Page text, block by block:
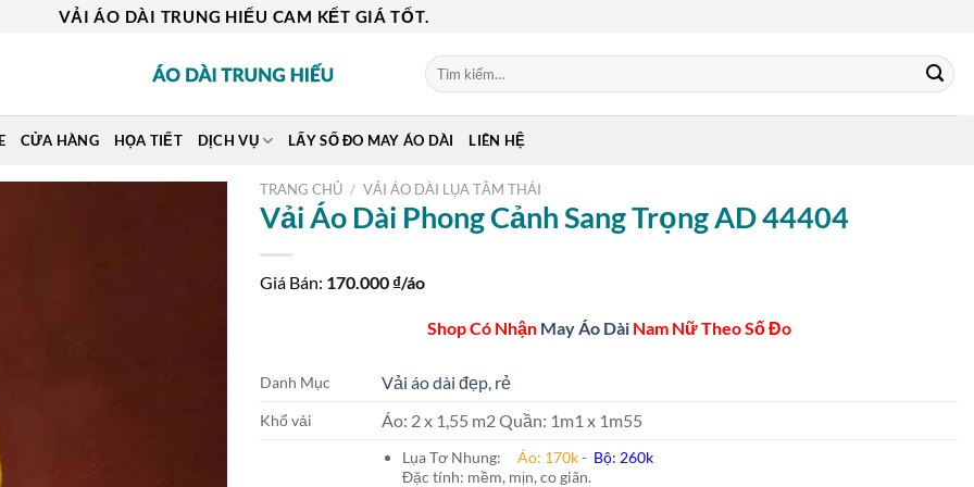
VẢI ÁO DÀI TRUNG HIẾU CAM KẾT GIÁ TỐT.
Tìm
kiếm:
CỬA HÀNG HỌA TIẾT DỊCH VỤ LẤY SỐ ĐO MAY ÁO DÀI LIÊN HỆ
TRANG CHỦ / VẢI ÁO DÀI LỤA TẰM THÁI
Vải Áo Dài Phong Cảnh Sang Trọng AD 44404
Giá Bán: 170.000 ₫/áo
Shop Có Nhận May Áo DàiNam Nữ Theo Số Đo
Danh Mục Vải áo dài đẹp, rẻ
Khổ vải Áo: 2 x 1,55 m2 Quần: 1m1 x 1m55
Lụa Tơ Nhung: Áo: 170k- Bộ: 260k
Đặc tính: mềm, mịn, co giãn.